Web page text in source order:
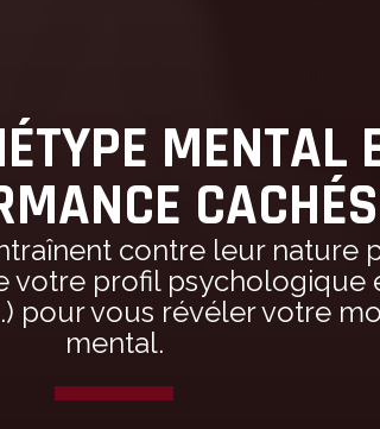
MENTAL
contre leur nature
votre profil psychologique
pour vous révéler votre
mental.